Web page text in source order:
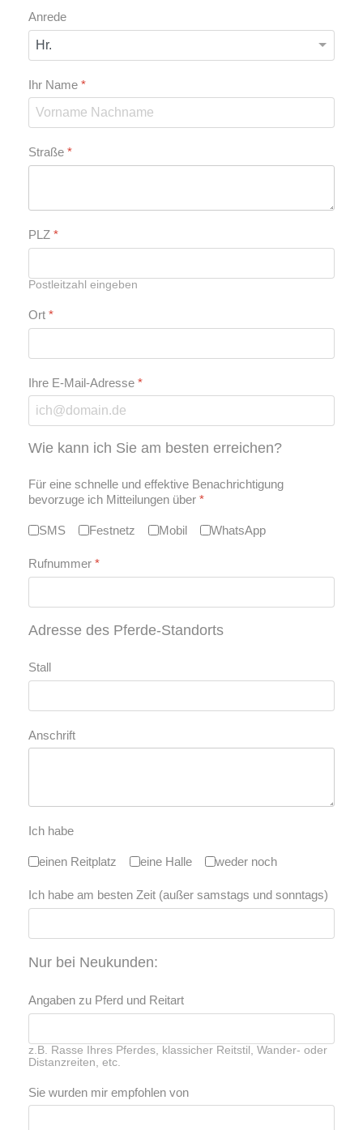
Anrede
Ihr Name *
Straße *
PLZ *
Postleitzahl eingeben
Ort *
Ihre E-Mail-Adresse *
Wie kann ich Sie am besten erreichen?
Für eine schnelle und effektive Benachrichtigung
bevorzuge ich Mitteilungen über *
SMS Festnetz Mobil WhatsApp
Rufnummer *
Adresse des Pferde-Standorts
Stall
Anschrift
Ich habe
einen Reitplatz eine Halle weder noch
Ich habe am besten Zeit (außer samstags und sonntags)
Nur bei Neukunden:
Angaben zu Pferd und Reitart
z.B. Rasse Ihres Pferdes, klassicher Reitstil, Wander- oder
Distanzreiten, etc.
Sie wurden mir empfohlen von